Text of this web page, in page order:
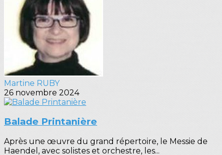
Martine RUBY
26 novembre 2024
Balade Printanière
Après une œuvre du grand répertoire, le Messie de
Haendel, avec solistes et orchestre, les...